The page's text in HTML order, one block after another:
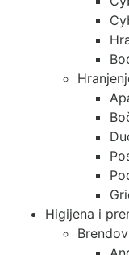
Higijena i